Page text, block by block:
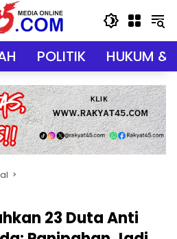
POLITIK HUKUM &
23 Duta Anti